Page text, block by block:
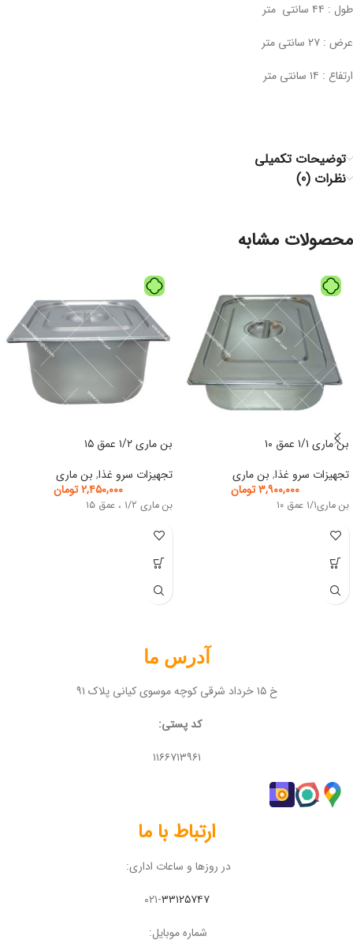
طول : ۴۴ سانتی متر
عرض : ۲۷ سانتی متر
ارتفاع : ۱۴ سانتی متر
توضیحات تکمیلی
نظرات (0)
محصولات مشابه
بن ماری ۱/۱ عمق ۱۰
تجهیزات سرو غذا, بن ماری
۳,۹۰۰,۰۰۰ تومان
بن ماری۱/۱ عمق ۱۰
بن ماری ۱/۲ عمق ۱۵
تجهیزات سرو غذا, بن ماری
۲,۴۵۰,۰۰۰تومان
بن ماری ۱/۲ ، عمق ۱۵
آدرس ما
خ ۱۵ خرداد شرقی کوچه موسوی کیانی پلاک ۹۱
کد پستی:
۱۱۶۶۷۱۳۹۶۱
ارتباط با ما
در روزها و ساعات اداری:
۰۲۱-۳۳۱۲۵۷۴۷
شماره موبایل: